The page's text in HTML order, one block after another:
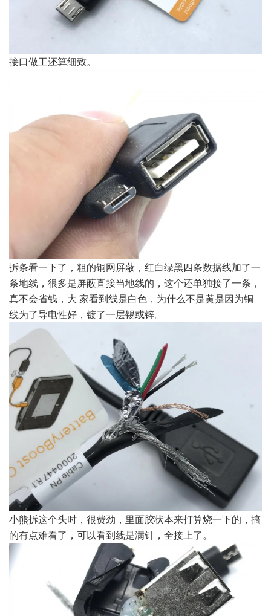
接口做工还算细致。
拆条看一下了，粗的铜网屏蔽，红白绿黑四条数据线加了一
条地线，很多是屏蔽直接当地线的，这个还单独接了一条，
真不会省钱，大 家看到线是白色，为什么不是黄是因为铜
线为了导电性好，镀了一层锡或锌。
小熊拆这个头时，很费劲，里面胶状本来打算烧一下的，搞
的有点难看了，可以看到线是满针，全接上了。